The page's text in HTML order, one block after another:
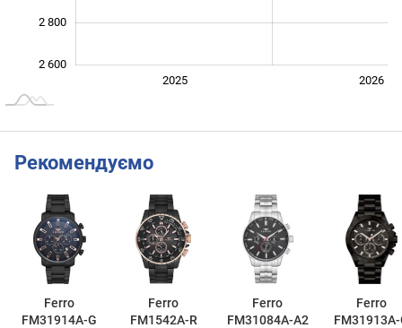
2 600
2 800
2025 2026
Рекомендуємо
Ferro
FM31914A-G
Ferro
FM1542A-R
Ferro
FM31084A-A2
Ferro
FM31913A-